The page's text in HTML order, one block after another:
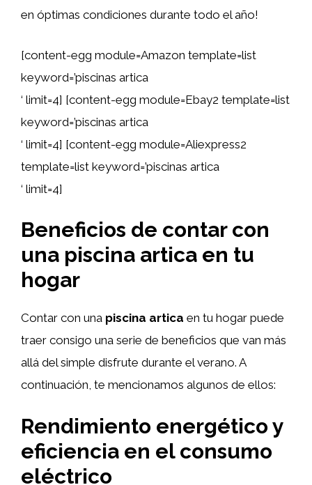
en óptimas condiciones durante todo el año!
[content-egg module=Amazon template=list
keyword=’piscinas artica
‘ limit=4] [content-egg module=Ebay2 template=list
keyword=’piscinas artica
‘ limit=4] [content-egg module=Aliexpress2
template=list keyword=’piscinas artica
‘ limit=4]
Beneficios de contar con
una piscina artica en tu
hogar
Contar con una piscina artica en tu hogar puede
traer consigo una serie de beneficios que van más
allá del simple disfrute durante el verano. A
continuación, te mencionamos algunos de ellos:
Rendimiento energético y
eficiencia en el consumo
eléctrico